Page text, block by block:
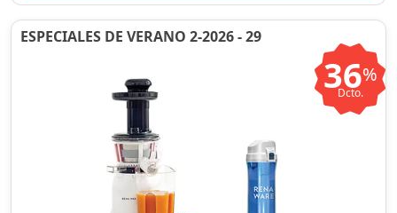
ESPECIALES DE VERANO 2-2026 - 29
36%
Dcto.